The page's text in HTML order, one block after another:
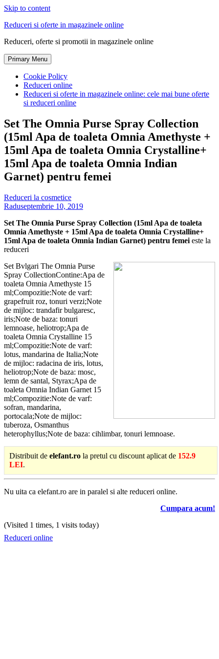
Skip to content
Reduceri si oferte in magazinele online
Reduceri, oferte si promotii in magazinele online
Primary Menu
Cookie Policy
Reduceri online
Reduceri si oferte in magazinele online: cele mai bune oferte
si reduceri online
Set The Omnia Purse Spray Collection
(15ml Apa de toaleta Omnia Amethyste +
15ml Apa de toaleta Omnia Crystalline+
15ml Apa de toaleta Omnia Indian
Garnet) pentru femei
Reduceri la cosmetice
Raduseptembrie 10, 2019
Set The Omnia Purse Spray Collection (15ml Apa de toaleta
Omnia Amethyste + 15ml Apa de toaleta Omnia Crystalline+
15ml Apa de toaleta Omnia Indian Garnet) pentru femei este la
reduceri
Set Bvlgari The Omnia Purse
Spray CollectionContine:Apa de
toaleta Omnia Amethyste 15
ml;Compozitie:Note de varf:
grapefruit roz, tonuri verzi;Note
de mijloc: trandafir bulgaresc,
iris;Note de baza: tonuri
lemnoase, heliotrop;Apa de
toaleta Omnia Crystalline 15
ml;Compozitie:Note de varf:
lotus, mandarina de Italia;Note
de mijloc: radacina de iris, lotus,
heliotrop;Note de baza: mosc,
lemn de santal, Styrax;Apa de
toaleta Omnia Indian Garnet 15
ml;Compozitie:Note de varf:
sofran, mandarina,
portocala;Note de mijloc:
tuberoza, Osmanthus
heterophyllus;Note de baza: cihlimbar, tonuri lemnoase.
Distribuit de elefant.ro la pretul cu discount aplicat de 152.9
LEI.
Nu uita ca elefant.ro are in paralel si alte reduceri online.
Cumpara acum!
(Visited 1 times, 1 visits today)
Reduceri online